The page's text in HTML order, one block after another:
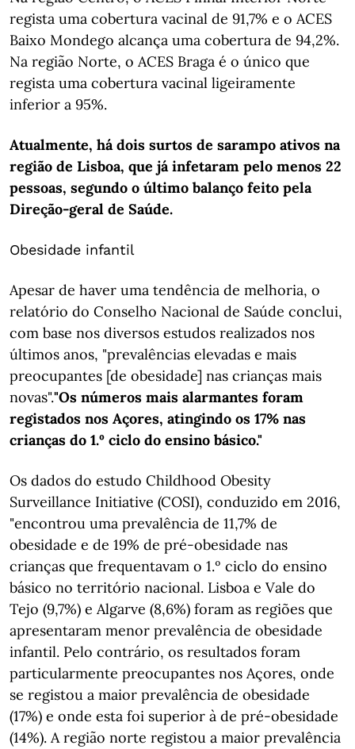
regista uma cobertura vacinal de 91,7% e o ACES
Baixo Mondego alcança uma cobertura de 94,2%.
Na região Norte, o ACES Braga é o único que
regista uma cobertura vacinal ligeiramente
inferior a 95%.
Atualmente, há dois surtos de sarampo ativos na
região de Lisboa, que já infetaram pelo menos 22
pessoas, segundo o último balanço feito pela
Direção-geral de Saúde.
Obesidade infantil
Apesar de haver uma tendência de melhoria, o
relatório do Conselho Nacional de Saúde conclui,
com base nos diversos estudos realizados nos
últimos anos, "prevalências elevadas e mais
preocupantes [de obesidade] nas crianças mais
novas"."Os números mais alarmantes foram
registados nos Açores, atingindo os 17% nas
crianças do 1.º ciclo do ensino básico."
Os dados do estudo Childhood Obesity
Surveillance Initiative (COSI), conduzido em 2016,
"encontrou uma prevalência de 11,7% de
obesidade e de 19% de pré-obesidade nas
crianças que frequentavam o 1.º ciclo do ensino
básico no território nacional. Lisboa e Vale do
Tejo (9,7%) e Algarve (8,6%) foram as regiões que
apresentaram menor prevalência de obesidade
infantil. Pelo contrário, os resultados foram
particularmente preocupantes nos Açores, onde
se registou a maior prevalência de obesidade
(17%) e onde esta foi superior à de pré-obesidade
(14%). A região norte registou a maior prevalência